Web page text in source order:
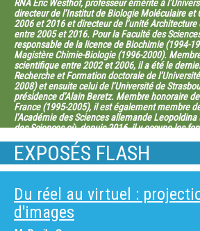
RNA Eric Westhof, professeur émérite à
directeur de l’Institut de Biologie Moléculaire et
2006 et 2016 et directeur de l’unité Architecture
entre 2005 et 2016. Pour la Faculté des
responsable de la licence de Biochimie (1994-
Magistère Chimie-Biologie (1996-2000).
scientifique entre 2002 et 2006, il a été le
Recherche et Formation doctorale de
2008) et ensuite celui de l’Université de
présidence d’Alain Beretz. Membre honoraire
France (1995-2005), il est également membre
l’Académie des Sciences allemande Leopoldina
des Sciences où, depuis 2016, il y occupe les
et de RNA.
M. François-xavier Vives
travaille à Paris. Diplômé de l’école Louis
aborde la réalisation par le documentaire de
traversés par la question de l’identité. C’est ce
EXPOSÉS FLASH
Du réel au virtuel :
d'images